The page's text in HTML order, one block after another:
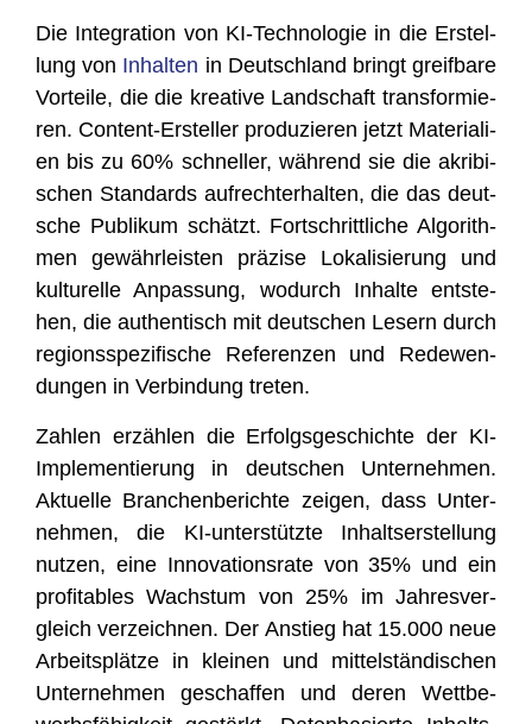
Die Inte­gra­ti­on von KI-Tech­no­lo­gie in die Erstel­
lung von Inhal­ten in Deutsch­land bringt greif­ba­re
Vor­tei­le, die die krea­ti­ve Land­schaft trans­for­mie­
ren. Con­tent-Erstel­ler pro­du­zie­ren jetzt Mate­ria­li­
en bis zu 60% schnel­ler, wäh­rend sie die akri­bi­
schen Stan­dards auf­recht­erhal­ten, die das deut­
sche Publi­kum schätzt. Fort­schritt­li­che Algo­rith­
men gewähr­leis­ten prä­zi­se Loka­li­sie­rung und
kul­tu­rel­le Anpas­sung, wodurch Inhal­te ent­ste­
hen, die authen­tisch mit deut­schen Lesern durch
regi­ons­spe­zi­fi­sche Refe­ren­zen und Rede­wen­
dun­gen in Ver­bin­dung treten.
Zah­len erzäh­len die Erfolgs­ge­schich­te der KI-
Imple­men­tie­rung in deut­schen Unter­neh­men.
Aktu­el­le Bran­chen­be­rich­te zei­gen, dass Unter­
neh­men, die KI-unter­stütz­te Inhalts­er­stel­lung
nut­zen, eine Inno­va­ti­ons­ra­te von 35% und ein
pro­fi­ta­bles Wachs­tum von 25% im Jah­res­ver­
gleich ver­zeich­nen. Der Anstieg hat 15.000 neue
Arbeits­plät­ze in klei­nen und mit­tel­stän­di­schen
Unter­neh­men geschaf­fen und deren Wett­be­